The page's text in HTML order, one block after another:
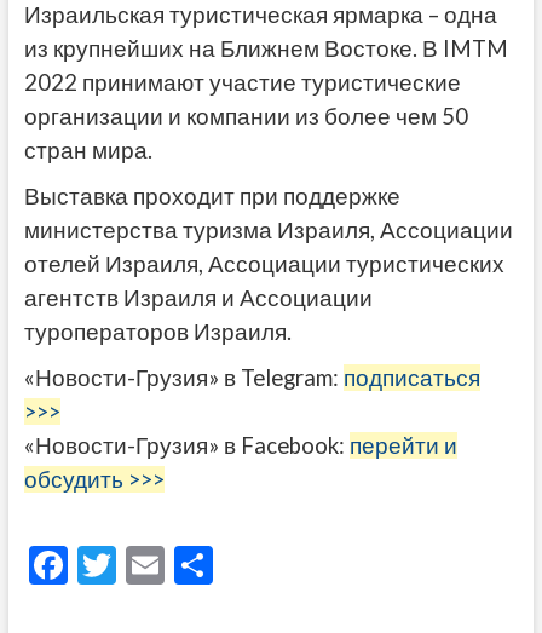
Израильская туристическая ярмарка – одна
из крупнейших на Ближнем Востоке. В IMTM
2022 принимают участие туристические
организации и компании из более чем 50
стран мира.
Выставка проходит при поддержке
министерства туризма Израиля, Ассоциации
отелей Израиля, Ассоциации туристических
агентств Израиля и Ассоциации
туроператоров Израиля.
«Новости-Грузия» в Telegram: подписаться
>>>
«Новости-Грузия» в Facebook: перейти и
обсудить >>>
F T E О